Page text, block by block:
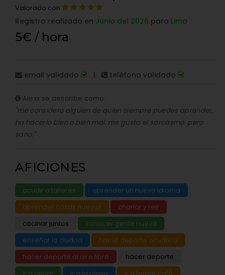
Valorado con
Registro realizado en Junio del 2026 para Lima
5€ / hora
email validado | teléfono validado
Alexx se describe como:
"me considero alguien de quien siempre puedes aprender,
ha hacerlo bien o bien mal. me gusta el sarcasmo, pero
sano."
AFICIONES
acudir a talleres
aprender un nuevo idioma
aprender cosas nuevas
charlar y reir
cocinar juntos
conocer gente nueva
enseñar la ciudad
hacer deporte acuático
hacer deporte al aire libre
hacer deporte